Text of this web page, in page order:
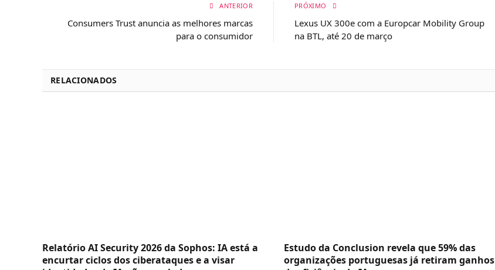
ANTERIOR
Consumers Trust anuncia as melhores marcas
para o consumidor
PRÓXIMO
Lexus UX 300e com a Europcar Mobility Group
na BTL, até 20 de março
RELACIONADOS
Relatório AI Security 2026 da Sophos: IA está a
encurtar ciclos dos ciberataques e a visar
Estudo da Conclusion revela que 59% das
organizações portuguesas já retiram ganhos